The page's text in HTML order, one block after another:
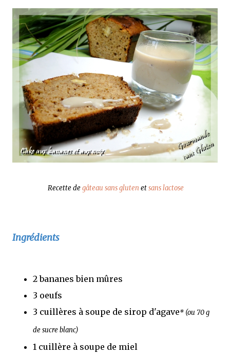
Recette degâteau sans gluten etsans lactose
Ingrédients
2 bananes bien mûres
3 oeufs
3 cuillères à soupe de sirop d'agave* (ou 70 g
de sucre blanc)
1 cuillère à soupe de miel